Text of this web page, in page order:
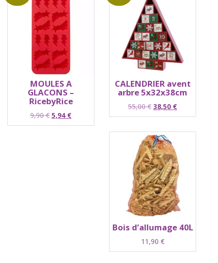
MOULES A
GLACONS –
RicebyRice
9,90€ Le
prix
5,94 €Le
prix
CALENDRIER avent
arbre 5x32x38cm
55,00€ Le
prix
était :
55,00 €.
38,50 €Le
prix
Bois d’allumage 40L
11,90 €